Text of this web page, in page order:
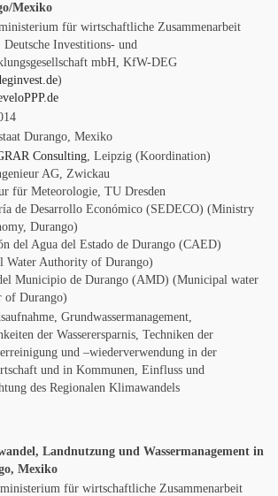
Mexiko
für wirtschaftliche Zusammenarbeit
Investitions- und
mbH, KfW-DEG
)
Durango, Mexiko
Consulting, Leipzig (Koordination)
AG, Zwickau
für Meteorologie, TU Dresden
de Desarrollo Económico (SEDECO) (Ministry
Durango)
del Agua del Estado de Durango (CAED)
Water Authority of Durango)
Municipio de Durango (AMD) (Municipal water
of Durango)
Grundwassermanagement,
der Wasserersparnis, Techniken der
und –wiederverwendung in der
und in Kommunen, Einfluss und
des Regionalen Klimawandels
Landnutzung und Wassermanagement in
Mexiko
für wirtschaftliche Zusammenarbeit